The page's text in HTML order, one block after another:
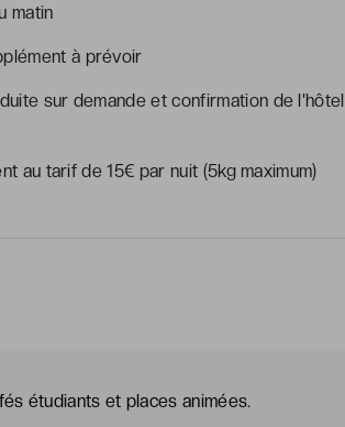
matin
à prévoir
sur demande et confirmation de l'hôtel
au tarif de 15€ par nuit (5kg maximum)
étudiants et places animées.